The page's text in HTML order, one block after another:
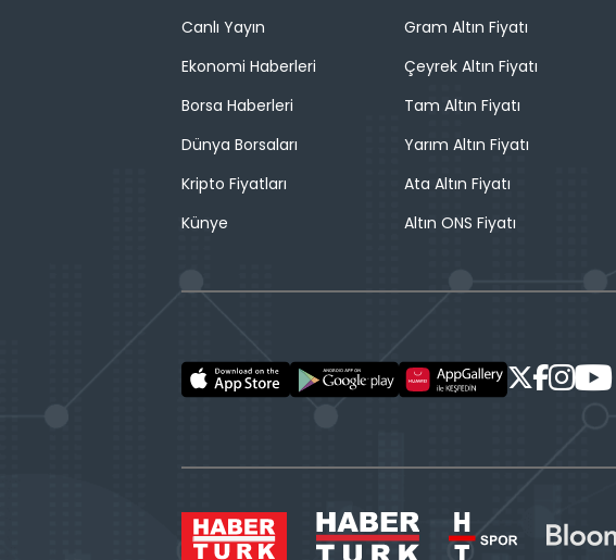
Canlı Yayın
Ekonomi Haberleri
Borsa Haberleri
Dünya Borsaları
Kripto Fiyatları
Künye
Gram Altın Fiyatı
Çeyrek Altın Fiyatı
Tam Altın Fiyatı
Yarım Altın Fiyatı
Ata Altın Fiyatı
Altın ONS Fiyatı